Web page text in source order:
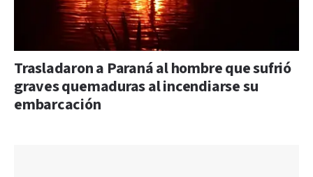
Trasladaron a Paraná al hombre que sufrió
graves quemaduras al incendiarse su
embarcación